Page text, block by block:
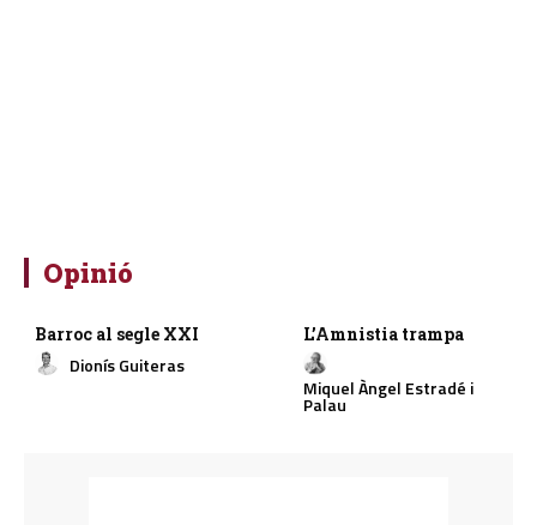
Opinió
Barroc al segle XXI
Dionís Guiteras
L’Amnistia trampa
Miquel Àngel Estradé i
Palau